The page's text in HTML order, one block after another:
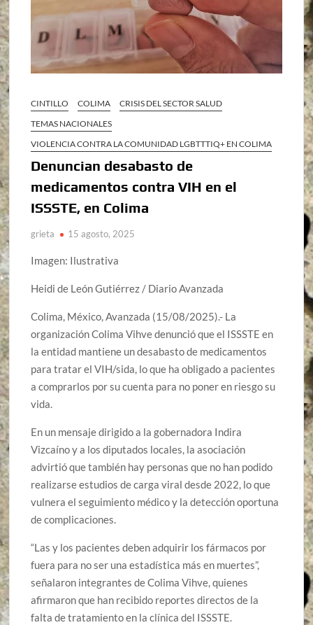
CINTILLO COLIMA
CRISIS DEL SECTOR SALUD
TEMAS NACIONALES
VIOLENCIA CONTRA LA COMUNIDAD LGBTTTIQ+ EN COLIMA
Denuncian desabasto de
medicamentos contra VIH en el
ISSSTE, en Colima
grieta 15 agosto, 2025
Imagen: Ilustrativa
Heidi de León Gutiérrez / Diario Avanzada
Colima, México, Avanzada (15/08/2025).- La
organización Colima Vihve denunció que el ISSSTE en
la entidad mantiene un desabasto de medicamentos
para tratar el VIH/sida, lo que ha obligado a pacientes
a comprarlos por su cuenta para no poner en riesgo su
vida.
En un mensaje dirigido a la gobernadora Indira
Vizcaíno y a los diputados locales, la asociación
advirtió que también hay personas que no han podido
realizarse estudios de carga viral desde 2022, lo que
vulnera el seguimiento médico y la detección oportuna
de complicaciones.
“Las y los pacientes deben adquirir los fármacos por
fuera para no ser una estadística más en muertes”,
señalaron integrantes de Colima Vihve, quienes
afirmaron que han recibido reportes directos de la
falta de tratamiento en la clínica del ISSSTE.